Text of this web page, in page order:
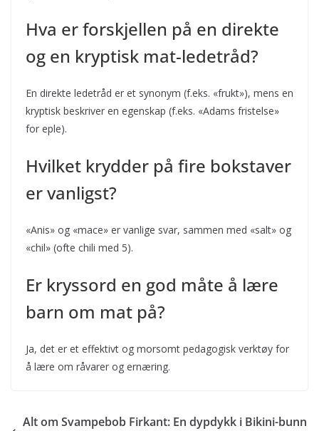
Hva er forskjellen på en direkte
og en kryptisk mat-ledetråd?
En direkte ledetråd er et synonym (f.eks. «frukt»), mens en
kryptisk beskriver en egenskap (f.eks. «Adams fristelse»
for eple).
Hvilket krydder på fire bokstaver
er vanligst?
«Anis» og «mace» er vanlige svar, sammen med «salt» og
«chil» (ofte chili med 5).
Er kryssord en god måte å lære
barn om mat på?
Ja, det er et effektivt og morsomt pedagogisk verktøy for
å lære om råvarer og ernæring.
Alt om Svampebob Firkant: En dypdykk i Bikini-bunn